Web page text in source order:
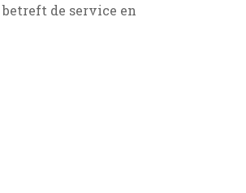
de service en